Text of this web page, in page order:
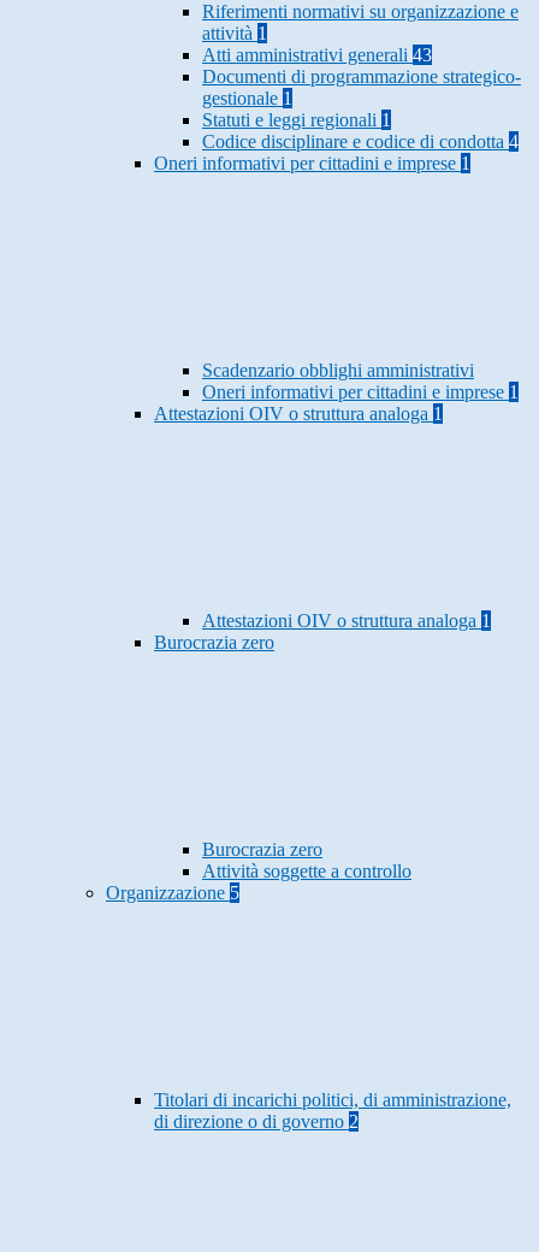
Riferimenti normativi su organizzazione e
attività 1
Atti amministrativi generali 43
Documenti di programmazione strategico-
gestionale 1
Statuti e leggi regionali 1
Codice disciplinare e codice di condotta 4
Oneri informativi per cittadini e imprese 1
Scadenzario obblighi amministrativi
Oneri informativi per cittadini e imprese 1
Attestazioni OIV o struttura analoga 1
Attestazioni OIV o struttura analoga 1
Burocrazia zero
Burocrazia zero
Attività soggette a controllo
Organizzazione 5
Titolari di incarichi politici, di amministrazione,
di direzione o di governo 2